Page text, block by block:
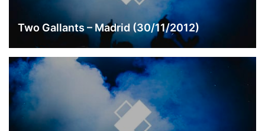
Two Gallants – Madrid (30/11/2012)